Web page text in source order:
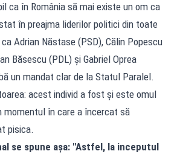
ca în România să mai existe un om ca
în preajma liderilor politici din toate
Adrian Năstase (PSD), Călin Popescu
Băsescu (PDL) și Gabriel Oprea
un mandat clar de la Statul Paralel.
acest individ a fost și este omul
momentul în care a încercat să
pisica.
se spune așa: "Astfel, la inceputul